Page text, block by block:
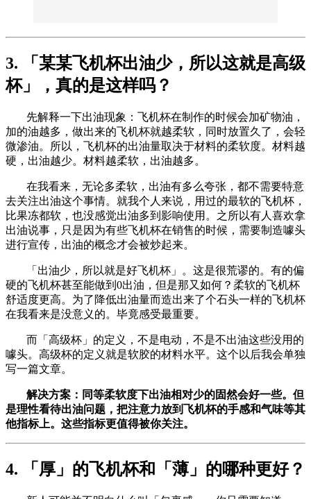
3. 「某某飞机杯出油少，所以这就是高级
杯」，真的是这样吗？
先解释一下出油现象：飞机杯在制作的时候会加矿物油，
加的油越多，做出来的飞机杯就越柔软，同时放置久了，会轻
微渗油。所以，飞机杯的出油量取决于材料的柔软度。材料越
硬，出油越少。材料越柔软，出油越多。
在我看来，无论多柔软，出油有多么夸张，都不需要特意
去关注出油这个事情。就我个人来说，用过的最软的飞机杯，
比果冻都软，也没感觉出油多到影响使用。之所以有人喜欢拿
出油说事，只是因为有些飞机杯在销售的时候，需要制造噱头
进行宣传，出油的概念才会被炒起来。
「出油少，所以就是好飞机杯」。这是很荒谬的。有的偏
硬的飞机杯甚至能做到0出油，但是那又如何？柔软的飞机杯
舒适度更高。为了降低出油量而造出来了个石头一样的飞机杯
在我看来是没意义的。毕竟感受最重要。
而「高级杯」的定义，不是电动，不是不出油这些没用的
噱头。高级杯的定义就是软胶的材料水平。这个以后我会单独
写一篇文章。
解决方案：同等柔软度下出油相对少的固然会好一些。但
是理性看待出油问题，把注意力放到飞机杯的手感和气味等其
他指标上。这些指标更值得被你关注。
4. 「厚」的飞机杯和「薄」的哪种更好？